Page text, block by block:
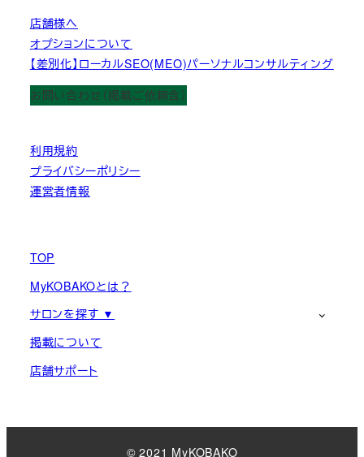
店舗様へ
オプションについて
【差別化】ローカルSEO(MEO)パーソナルコンサルティング
お問い合わせ（掲載ご依頼含）
利用規約
プライバシーポリシー
運営者情報
TOP
MyKOBAKOとは？
サロンを探す ▼
掲載について
店舗サポート
© 2021 MyKOBAKO